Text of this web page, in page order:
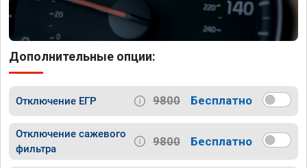
Дополнительные опции:
Отключение ЕГР 9800 Бесплатно
Отключение сажевого
фильтра
9800 Бесплатно